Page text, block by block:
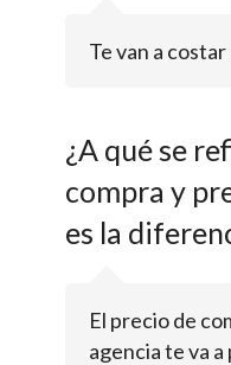
Te van a
¿A qué se
compra y
es la
El precio de
agencia te va